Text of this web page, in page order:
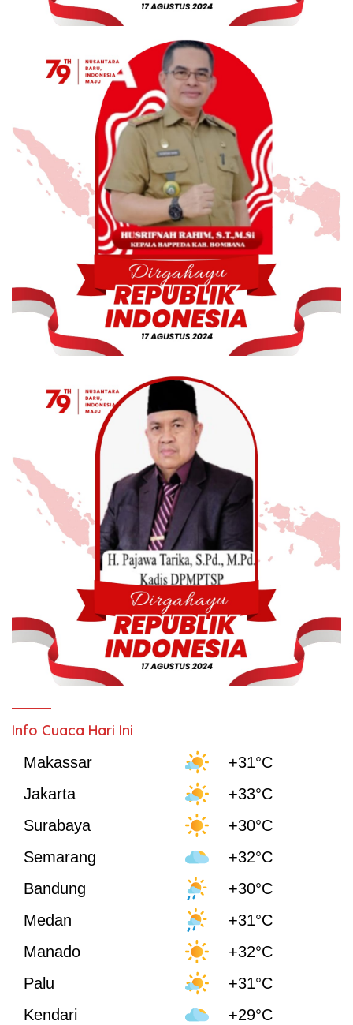
Info Cuaca Hari Ini
Makassar
+31°C
Jakarta
+33°C
Surabaya
+30°C
Semarang
+32°C
Bandung
+30°C
Medan
+31°C
Manado
+32°C
Palu
+31°C
Kendari
+29°C